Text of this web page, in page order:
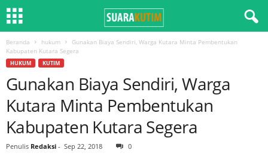
Beranda hukum
Gunakan Biaya Sendiri, Warga Kutara Minta Pembentukan
Kabupaten Kutara Segera
HUKUM KUTIM
Gunakan Biaya Sendiri, Warga
Kutara Minta Pembentukan
Kabupaten Kutara Segera
Penulis Redaksi - Sep 22, 2018 0